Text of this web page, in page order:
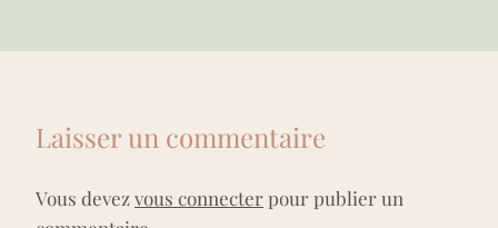
Laisser un commentaire
Vous devezvous connecterpour publier un